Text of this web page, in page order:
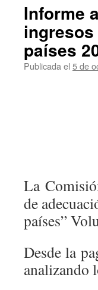
Informe
países
Publicada el 5 de
La
de
países”
Desde la
analizando